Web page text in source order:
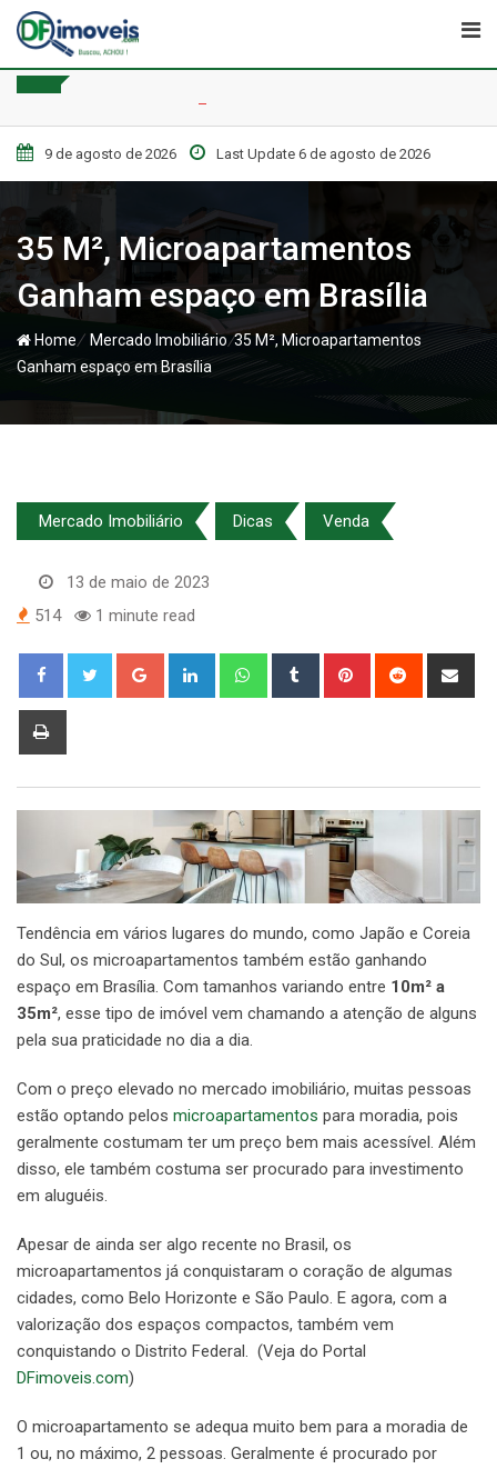
Skip
content
9 de agosto de 2026 Last Update 6 de agosto de 2026
35 M², Microapartamentos
Ganham espaço em Brasília
Home/Mercado Imobiliário/35 M², Microapartamentos
Ganham espaço em Brasília
Mercado Imobiliário Dicas Venda
13 de maio de 2023
514
1 minute read
Google+ LinkedIn WhatsappTumblr Pinterest Reddit
Tendência em vários lugares do mundo, como Japão e Coreia
do Sul, os microapartamentos também estão ganhando
espaço em Brasília. Com tamanhos variando entre 10m² a
35m², esse tipo de imóvel vem chamando a atenção de alguns
pela sua praticidade no dia a dia.
Com o preço elevado no mercado imobiliário, muitas pessoas
estão optando pelos microapartamentos para moradia, pois
geralmente costumam ter um preço bem mais acessível. Além
disso, ele também costuma ser procurado para investimento
em aluguéis.
Apesar de ainda ser algo recente no Brasil, os
microapartamentos já conquistaram o coração de algumas
cidades, como Belo Horizonte e São Paulo. E agora, com a
valorização dos espaços compactos, também vem
conquistando o Distrito Federal. (Veja do Portal
DFimoveis.com)
O microapartamento se adequa muito bem para a moradia de
1 ou, no máximo, 2 pessoas. Geralmente é procurado por